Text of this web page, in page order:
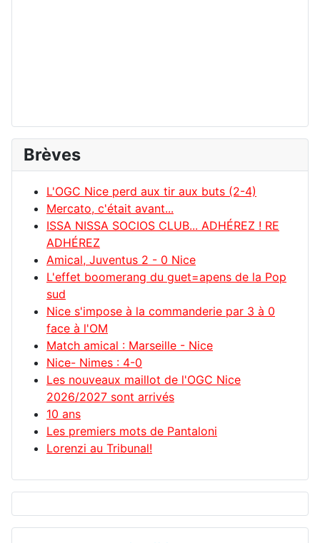
Brèves
L'OGC Nice perd aux tir aux buts (2-4)
Mercato, c'était avant...
ISSA NISSA SOCIOS CLUB... ADHÉREZ ! RE
ADHÉREZ
Amical, Juventus 2 - 0 Nice
L'effet boomerang du guet=apens de la Pop
sud
Nice s'impose à la commanderie par 3 à 0
face à l'OM
Match amical : Marseille - Nice
Nice- Nimes : 4-0
Les nouveaux maillot de l'OGC Nice
2026/2027 sont arrivés
10 ans
Les premiers mots de Pantaloni
Lorenzi au Tribunal!